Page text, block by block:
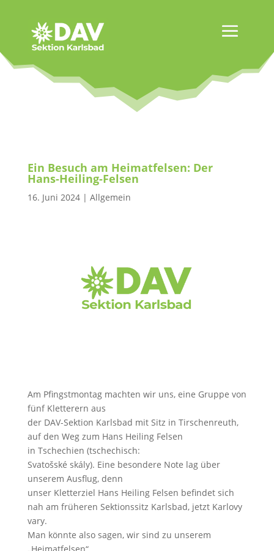
Ein Besuch am Heimatfelsen: Der
Hans-Heiling-Felsen
16. Juni 2024| Allgemein
Am Pfingstmontag machten wir uns, eine Gruppe von
fünf Kletterern aus
der DAV-Sektion Karlsbad mit Sitz in Tirschenreuth,
auf den Weg zum Hans Heiling Felsen
in Tschechien (tschechisch:
Svatošské skály). Eine besondere Note lag über
unserem Ausflug, denn
unser Kletterziel Hans Heiling Felsen befindet sich
nah am früheren Sektionssitz Karlsbad, jetzt Karlovy
vary.
Man könnte also sagen, wir sind zu unserem